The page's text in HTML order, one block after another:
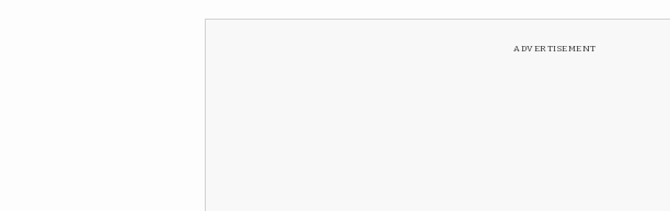
ADVERTISEMENT